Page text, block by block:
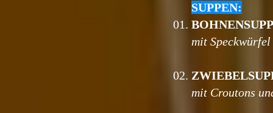
01.
02.
SUPPEN:
mit Speckwürfel
mit Croutons